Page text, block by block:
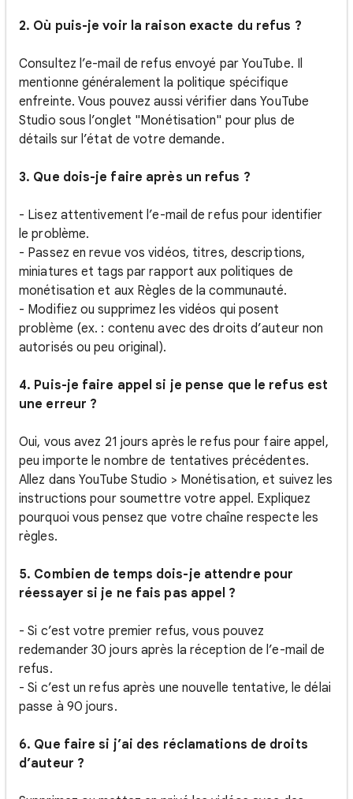
2. Où puis-je voir la raison exacte du refus ?
Consultez l’e-mail de refus envoyé par YouTube. Il
mentionne généralement la politique spécifique
enfreinte. Vous pouvez aussi vérifier dans YouTube
Studio sous l’onglet "Monétisation" pour plus de
détails sur l’état de votre demande.
3. Que dois-je faire après un refus ?
- Lisez attentivement l’e-mail de refus pour identifier
le problème.
- Passez en revue vos vidéos, titres, descriptions,
miniatures et tags par rapport aux politiques de
monétisation et aux Règles de la communauté.
- Modifiez ou supprimez les vidéos qui posent
problème (ex. : contenu avec des droits d’auteur non
autorisés ou peu original).
4. Puis-je faire appel si je pense que le refus est
une erreur ?
Oui, vous avez 21 jours après le refus pour faire appel,
peu importe le nombre de tentatives précédentes.
Allez dans YouTube Studio > Monétisation, et suivez les
instructions pour soumettre votre appel. Expliquez
pourquoi vous pensez que votre chaîne respecte les
règles.
5. Combien de temps dois-je attendre pour
réessayer si je ne fais pas appel ?
- Si c’est votre premier refus, vous pouvez
redemander 30 jours après la réception de l’e-mail de
refus.
- Si c’est un refus après une nouvelle tentative, le délai
passe à 90 jours.
6. Que faire si j’ai des réclamations de droits
d’auteur ?